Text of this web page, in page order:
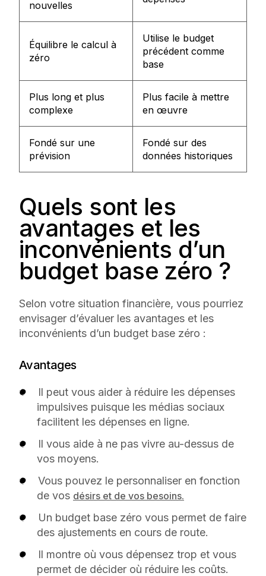
nouvelles
Équilibre le calcul à
zéro
Utilise le budget
précédent comme
base
Plus long et plus
complexe
Plus facile à mettre
en œuvre
Fondé sur une
prévision
Fondé sur des
données historiques
Quels sont les
avantages et les
inconvénients d’un
budget base zéro ?
Selon votre situation financière, vous pourriez
envisager d’évaluer les avantages et les
inconvénients d’un budget base zéro :
Avantages
Il peut vous aider à réduire les dépenses
impulsives puisque les médias sociaux
facilitent les dépenses en ligne.
Il vous aide à ne pas vivre au-dessus de
vos moyens.
Vous pouvez le personnaliser en fonction
de vos désirs et de vos besoins.
Un budget base zéro vous permet de faire
des ajustements en cours de route.
Il montre où vous dépensez trop et vous
permet de décider où réduire les coûts.